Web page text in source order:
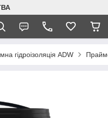
гідроізоляція ADW